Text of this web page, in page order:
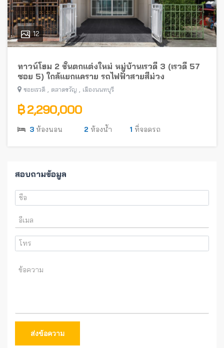
12
ทาวน์โฮม 2 ชั้นตกแต่งใหม่ หมู่บ้านเรวดี 3 (เรวดี 57
ซอย 5) ใกล้แยกแคราย รถไฟฟ้าสายสีม่วง
ซอยเรวดี , ตลาดขวัญ , เมืองนนทบุรี
฿ 2,290,000
3 ห้องนอน 2 ห้องน้ำ 1 ที่จอดรถ
สอบถามข้อมูล
ส่งข้อความ